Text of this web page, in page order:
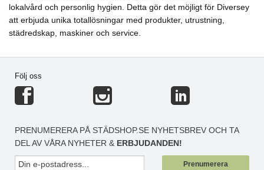
lokalvård och personlig hygien. Detta gör det möjligt för Diversey
att erbjuda unika totallösningar med produkter, utrustning,
städredskap, maskiner och service.
Följ oss
PRENUMERERA PÅ STÄDSHOP.SE NYHETSBREV OCH TA
DEL AV VÅRA NYHETER & ERBJUDANDEN!
Prenumerera